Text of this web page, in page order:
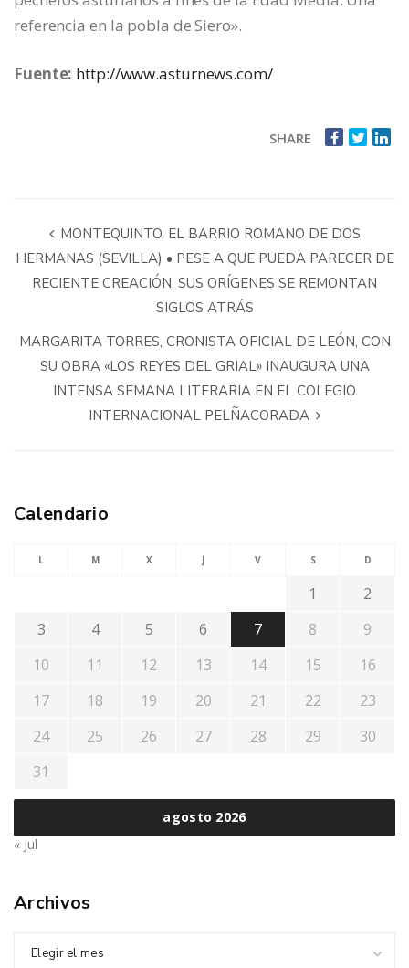
referencia en la pobla de Siero».
Fuente: http://www.asturnews.com/
SHARE
MONTEQUINTO, EL BARRIO ROMANO DE DOS
HERMANAS (SEVILLA) • PESE A QUE PUEDA PARECER DE
RECIENTE CREACIÓN, SUS ORÍGENES SE REMONTAN
SIGLOS ATRÁS
MARGARITA TORRES, CRONISTA OFICIAL DE LEÓN, CON
SU OBRA «LOS REYES DEL GRIAL» INAUGURA UNA
INTENSA SEMANA LITERARIA EN EL COLEGIO
INTERNACIONAL PELÑACORADA
Calendario
agosto 2026
L M X J V S D
1
2
3
4 5 6 7 8
9
10
11 12 13 14 15
16
17
18 19 20 21 22
23
24
25 26 27 28 29
30
31
« Jul
Archivos
Elegir el mes